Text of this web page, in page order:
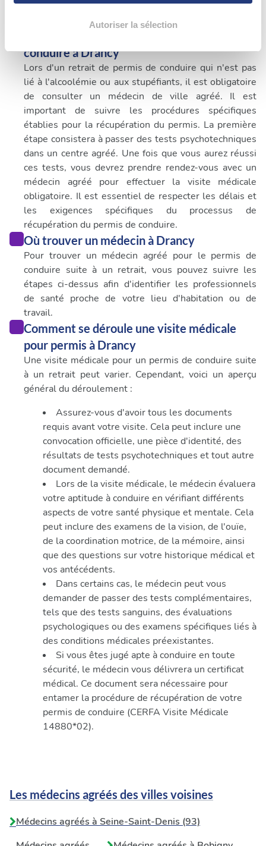
déclaration sur les cookies.
Les cookies nous permettent de personnaliser le contenu
et les annonces, d'offrir des fonctionnalités relatives aux
médias sociaux et d'analyser notre trafic. Nous
partageons également des informations sur l'utilisation de
notre site avec nos partenaires de médias sociaux, de
publicité et d'analyse, qui peuvent combiner celles-ci
avec d'autres informations que vous leur avez fournies
ou qu'ils ont collectées lors de votre utilisation de leurs
services.
Autoriser la sélection
conduire à Drancy
Lors d'un retrait de permis de conduire qui n'est pas
lié à l'alcoolémie ou aux stupéfiants, il est obligatoire
de consulter un médecin de ville agréé. Il est
important de suivre les procédures spécifiques
établies pour la récupération du permis. La première
étape consistera à passer des tests psychotechniques
dans un centre agréé. Une fois que vous aurez réussi
ces tests, vous devrez prendre rendez-vous avec un
médecin agréé pour effectuer la visite médicale
obligatoire. Il est essentiel de respecter les délais et
les exigences spécifiques du processus de
récupération du permis de conduire.
Où trouver un médecin à Drancy
Pour trouver un médecin agréé pour le permis de
conduire suite à un retrait, vous pouvez suivre les
étapes ci-dessus afin d'identifier les professionnels
de santé proche de votre lieu d'habitation ou de
travail.
Comment se déroule une visite médicale
pour permis à Drancy
Une visite médicale pour un permis de conduire suite
à un retrait peut varier. Cependant, voici un aperçu
général du déroulement :
Assurez-vous d'avoir tous les documents
requis avant votre visite. Cela peut inclure une
convocation officielle, une pièce d'identité, des
résultats de tests psychotechniques et tout autre
document demandé.
Lors de la visite médicale, le médecin évaluera
votre aptitude à conduire en vérifiant différents
aspects de votre santé physique et mentale. Cela
peut inclure des examens de la vision, de l'ouïe,
de la coordination motrice, de la mémoire, ainsi
que des questions sur votre historique médical et
vos antécédents.
Dans certains cas, le médecin peut vous
demander de passer des tests complémentaires,
tels que des tests sanguins, des évaluations
psychologiques ou des examens spécifiques liés à
des conditions médicales préexistantes.
Si vous êtes jugé apte à conduire en toute
sécurité, le médecin vous délivrera un certificat
médical. Ce document sera nécessaire pour
entamer la procédure de récupération de votre
permis de conduire (CERFA Visite Médicale
14880*02).
Les médecins agréés des villes voisines
Médecins agréés à Seine-Saint-Denis (93)